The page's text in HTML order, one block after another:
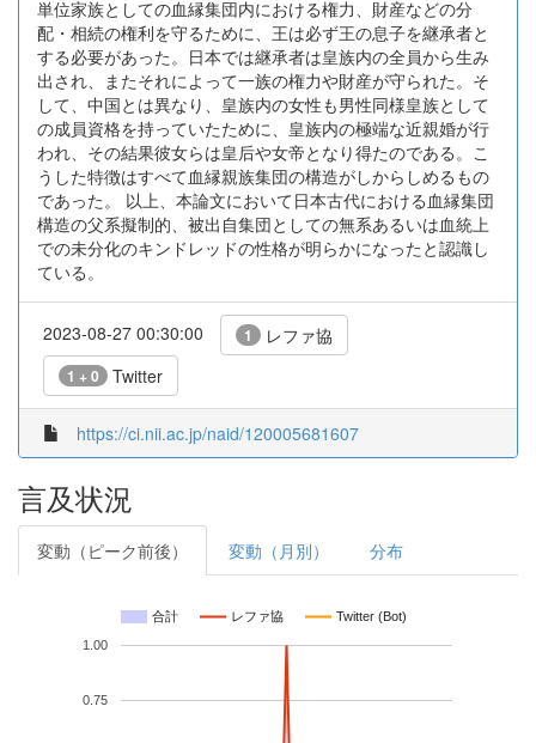
単位家族としての血縁集団内における権力、財産などの分
配・相続の権利を守るために、王は必ず王の息子を継承者と
する必要があった。日本では継承者は皇族内の全員から生み
出され、またそれによって一族の権力や財産が守られた。そ
して、中国とは異なり、皇族内の女性も男性同様皇族として
の成員資格を持っていたために、皇族内の極端な近親婚が行
われ、その結果彼女らは皇后や女帝となり得たのである。こ
うした特徴はすべて血縁親族集団の構造がしからしめるもの
であった。 以上、本論文において日本古代における血縁集団
構造の父系擬制的、被出自集団としての無系あるいは血統上
での未分化のキンドレッドの性格が明らかになったと認識し
ている。
2023-08-27 00:30:00 1 レファ協
1 + 0 Twitter
https://ci.nii.ac.jp/naid/120005681607
言及状況
変動（ピーク前後） 変動（月別） 分布
合計 レファ協 Twitter (Bot)
0.75
1.00